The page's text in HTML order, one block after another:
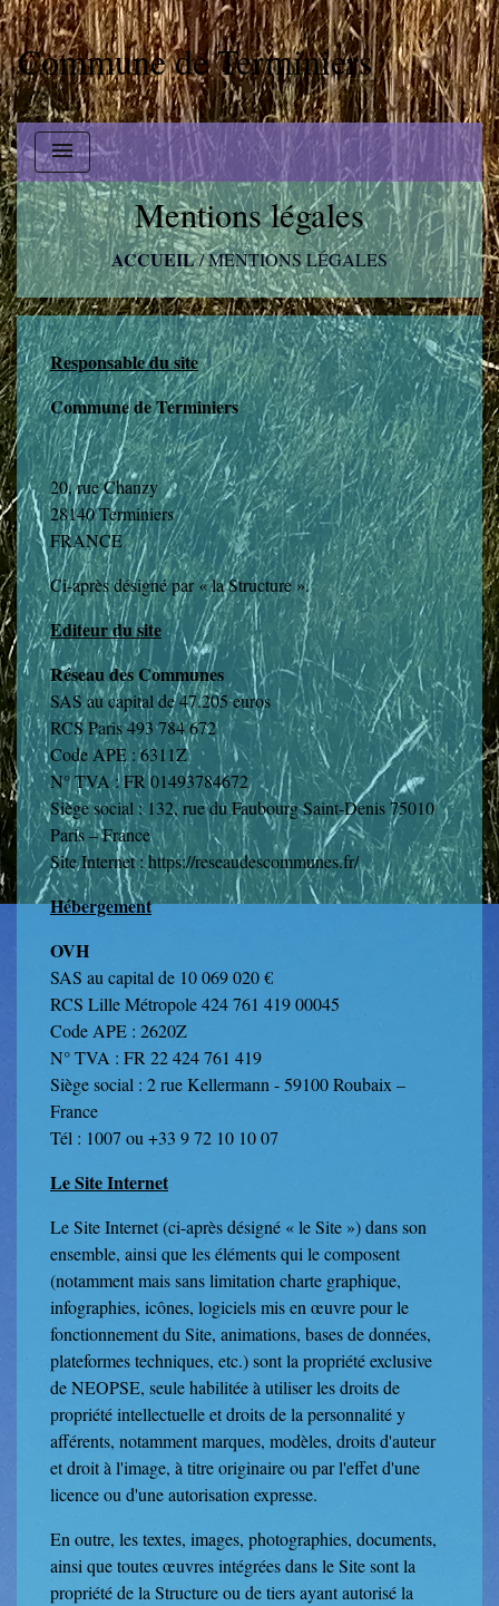
Commune de Terminiers
menu
Mentions légales
ACCUEIL/MENTIONS LÉGALES
Responsable du site
Commune de Terminiers
20, rue Chanzy
28140 Terminiers
FRANCE
Ci-après désigné par « la Structure ».
Editeur du site
Réseau des Communes
SAS au capital de 47.205 euros
RCS Paris 493 784 672
Code APE : 6311Z
N° TVA : FR 01493784672
Siège social : 132, rue du Faubourg Saint-Denis 75010
Paris – France
Site Internet :https://reseaudescommunes.fr/
Hébergement
OVH
SAS au capital de 10 069 020 €
RCS Lille Métropole 424 761 419 00045
Code APE : 2620Z
N° TVA : FR 22 424 761 419
Siège social : 2 rue Kellermann - 59100 Roubaix –
France
Tél : 1007 ou +33 9 72 10 10 07
Le Site Internet
Le Site Internet (ci-après désigné « le Site ») dans son
ensemble, ainsi que les éléments qui le composent
(notamment mais sans limitation charte graphique,
infographies, icônes, logiciels mis en œuvre pour le
fonctionnement du Site, animations, bases de données,
plateformes techniques, etc.) sont la propriété exclusive
de NEOPSE, seule habilitée à utiliser les droits de
propriété intellectuelle et droits de la personnalité y
afférents, notamment marques, modèles, droits d'auteur
et droit à l'image, à titre originaire ou par l'effet d'une
licence ou d'une autorisation expresse.
En outre, les textes, images, photographies, documents,
ainsi que toutes œuvres intégrées dans le Site sont la
propriété de la Structure ou de tiers ayant autorisé la